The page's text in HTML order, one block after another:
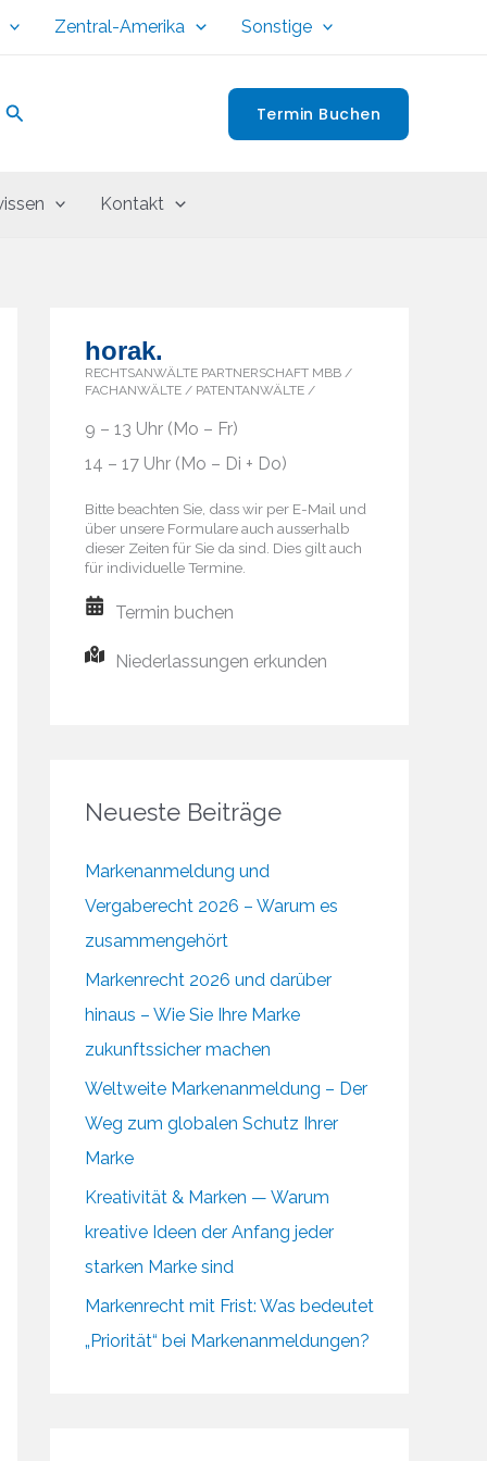
Zentral-Amerika Sonstige
Suchen Termin Buchen
Kontakt
horak.
RECHTSANWÄLTE PARTNERSCHAFT MBB /
FACHANWÄLTE / PATENTANWÄLTE /
9 – 13 Uhr (Mo – Fr)
14 – 17 Uhr (Mo – Di + Do)
Bitte beachten Sie, dass wir per E-Mail und
über unsere Formulare auch ausserhalb
dieser Zeiten für Sie da sind. Dies gilt auch
für individuelle Termine.
Termin buchen
Niederlassungen erkunden
Neueste Beiträge
Markenanmeldung und
Vergaberecht 2026 – Warum es
zusammengehört
Markenrecht 2026 und darüber
hinaus – Wie Sie Ihre Marke
zukunftssicher machen
Weltweite Markenanmeldung – Der
Weg zum globalen Schutz Ihrer
Marke
Kreativität & Marken — Warum
kreative Ideen der Anfang jeder
starken Marke sind
Markenrecht mit Frist: Was bedeutet
„Priorität“ bei Markenanmeldungen?